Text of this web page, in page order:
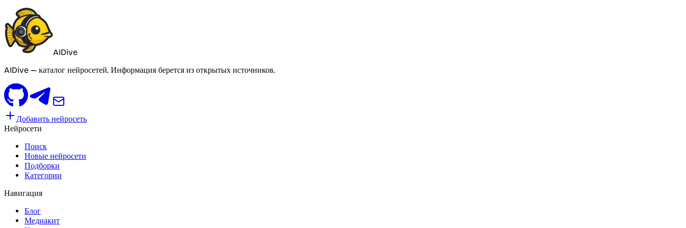
AIDive
AIDive — каталог нейросетей. Информация берется из открытых источников.
Добавить нейросеть
Нейросети
Поиск
Новые нейросети
Подборки
Категории
Навигация
Блог
Медиакит